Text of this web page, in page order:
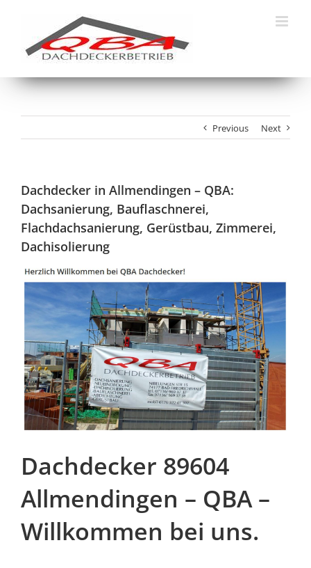
Previous Next
Dachdecker in Allmendingen – QBA:
Dachsanierung, Bauflaschnerei,
Flachdachsanierung, Gerüstbau, Zimmerei,
Dachisolierung
Dachdecker 89604
Allmendingen – QBA –
Willkommen bei uns.